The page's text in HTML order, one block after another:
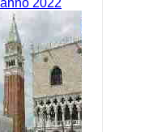
2022